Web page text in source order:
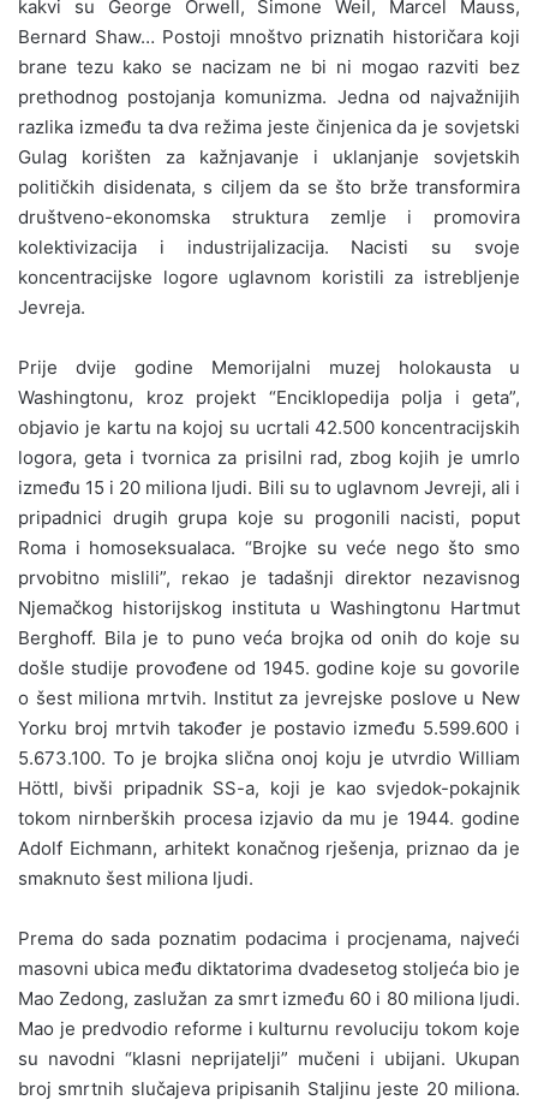
kakvi su George Orwell, Simone Weil, Marcel Mauss,
Bernard Shaw… Postoji mnoštvo priznatih historičara koji
brane tezu kako se nacizam ne bi ni mogao razviti bez
prethodnog postojanja komunizma. Jedna od najvažnijih
razlika između ta dva režima jeste činjenica da je sovjetski
Gulag korišten za kažnjavanje i uklanjanje sovjetskih
političkih disidenata, s ciljem da se što brže transformira
društveno-ekonomska struktura zemlje i promovira
kolektivizacija i industrijalizacija. Nacisti su svoje
koncentracijske logore uglavnom koristili za istrebljenje
Jevreja.
Prije dvije godine Memorijalni muzej holokausta u
Washingtonu, kroz projekt “Enciklopedija polja i geta”,
objavio je kartu na kojoj su ucrtali 42.500 koncentracijskih
logora, geta i tvornica za prisilni rad, zbog kojih je umrlo
između 15 i 20 miliona ljudi. Bili su to uglavnom Jevreji, ali i
pripadnici drugih grupa koje su progonili nacisti, poput
Roma i homoseksualaca. “Brojke su veće nego što smo
prvobitno mislili”, rekao je tadašnji direktor nezavisnog
Njemačkog historijskog instituta u Washingtonu Hartmut
Berghoff. Bila je to puno veća brojka od onih do koje su
došle studije provođene od 1945. godine koje su govorile
o šest miliona mrtvih. Institut za jevrejske poslove u New
Yorku broj mrtvih također je postavio između 5.599.600 i
5.673.100. To je brojka slična onoj koju je utvrdio William
Höttl, bivši pripadnik SS-a, koji je kao svjedok-pokajnik
tokom nirnberških procesa izjavio da mu je 1944. godine
Adolf Eichmann, arhitekt konačnog rješenja, priznao da je
smaknuto šest miliona ljudi.
Prema do sada poznatim podacima i procjenama, najveći
masovni ubica među diktatorima dvadesetog stoljeća bio je
Mao Zedong, zaslužan za smrt između 60 i 80 miliona ljudi.
Mao je predvodio reforme i kulturnu revoluciju tokom koje
su navodni “klasni neprijatelji” mučeni i ubijani. Ukupan
broj smrtnih slučajeva pripisanih Staljinu jeste 20 miliona.